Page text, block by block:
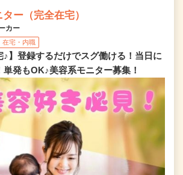
ー（完全在宅）
カー
在宅・内職
♪】登録するだけでスグ働ける！当日に
発もOK♪美容系モニター募集！